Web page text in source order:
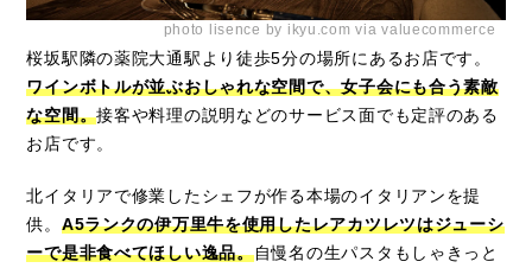
photo lisence by ikyu.com via valuecommerce
桜坂駅隣の薬院大通駅より徒歩5分の場所にあるお店です。
ワインボトルが並ぶおしゃれな空間で、女子会にも合う素敵
な空間。接客や料理の説明などのサービス面でも定評のある
お店です。
北イタリアで修業したシェフが作る本場のイタリアンを提
供。 A5ランクの伊万里牛を使用したレアカツレツはジューシ
ーで是非食べてほしい逸品。自慢名の生パスタもしゃきっと